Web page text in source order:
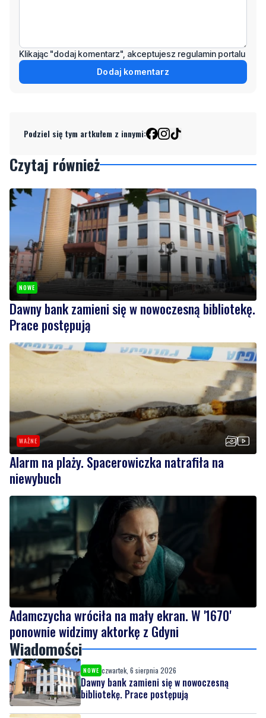
Klikając "dodaj komentarz", akceptujesz regulamin portalu
Dodaj komentarz
Podziel się tym artkułem z innymi:
Czytaj również
NOWE
Dawny bank zamieni się w nowoczesną bibliotekę.
Prace postępują
WAŻNE
Alarm na plaży. Spacerowiczka natrafiła na
niewybuch
Adamczycha wróciła na mały ekran. W '1670'
ponownie widzimy aktorkę z Gdyni
Wiadomości
NOWE czwartek, 6 sierpnia 2026
Dawny bank zamieni się w nowoczesną
bibliotekę. Prace postępują